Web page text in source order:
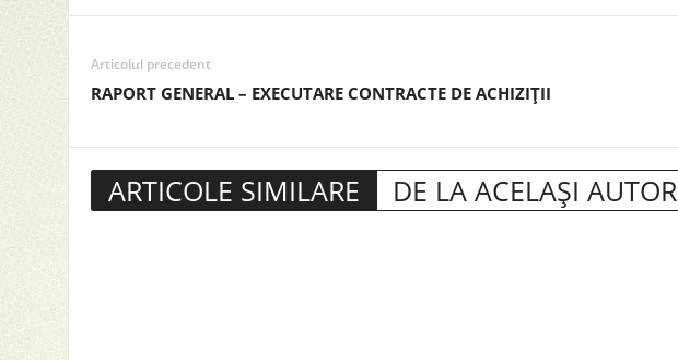
Articolul precedent
RAPORT GENERAL – EXECUTARE CONTRACTE DE ACHIZIȚII
ARTICOLE SIMILARE DE LA ACELAȘI AUTOR